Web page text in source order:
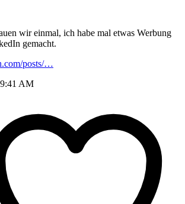
wir einmal, ich habe mal etwas Werbung
gemacht.
posts/…
AM